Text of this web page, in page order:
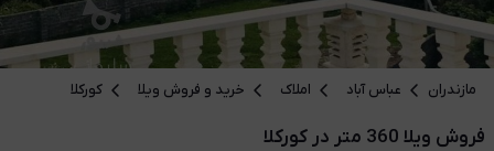
مازندران عباس آباد املاک خرید و فروش ویلا کورکلا
فروش ویلا 360 متر در کورکلا